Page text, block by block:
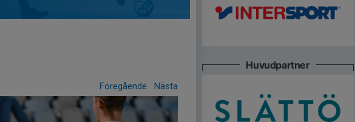
Föregående Nästa
Huvudpartner